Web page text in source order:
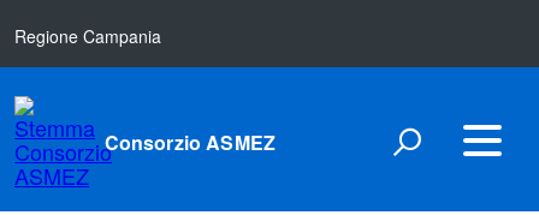
Regione Campania
Consorzio ASMEZ